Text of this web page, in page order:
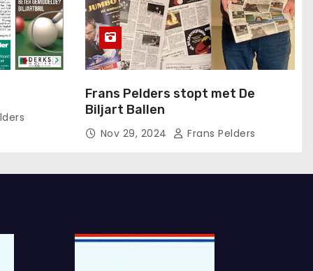
Frans Pelders stopt met De
Biljart Ballen
Nov 29, 2024 Frans Pelders